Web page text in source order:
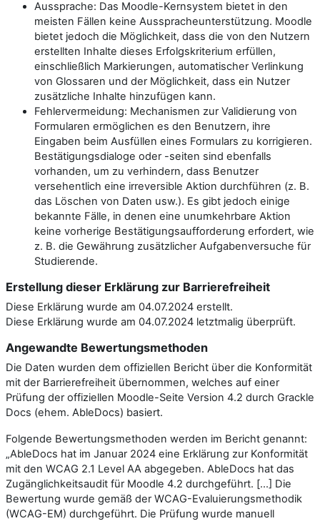
Aussprache: Das Moodle-Kernsystem bietet in den
meisten Fällen keine Ausspracheunterstützung. Moodle
bietet jedoch die Möglichkeit, dass die von den Nutzern
erstellten Inhalte dieses Erfolgskriterium erfüllen,
einschließlich Markierungen, automatischer Verlinkung
von Glossaren und der Möglichkeit, dass ein Nutzer
zusätzliche Inhalte hinzufügen kann.
Fehlervermeidung: Mechanismen zur Validierung von
Formularen ermöglichen es den Benutzern, ihre
Eingaben beim Ausfüllen eines Formulars zu korrigieren.
Bestätigungsdialoge oder -seiten sind ebenfalls
vorhanden, um zu verhindern, dass Benutzer
versehentlich eine irreversible Aktion durchführen (z. B.
das Löschen von Daten usw.). Es gibt jedoch einige
bekannte Fälle, in denen eine unumkehrbare Aktion
keine vorherige Bestätigungsaufforderung erfordert, wie
z. B. die Gewährung zusätzlicher Aufgabenversuche für
Studierende.
Erstellung dieser Erklärung zur Barrierefreiheit
Diese Erklärung wurde am 04.07.2024 erstellt.
Diese Erklärung wurde am 04.07.2024 letztmalig überprüft.
Angewandte Bewertungsmethoden
Die Daten wurden dem offiziellen Bericht über die Konformität
mit der Barrierefreiheit übernommen, welches auf einer
Prüfung der offiziellen Moodle-Seite Version 4.2 durch Grackle
Docs (ehem. AbleDocs) basiert.
Folgende Bewertungsmethoden werden im Bericht genannt:
„AbleDocs hat im Januar 2024 eine Erklärung zur Konformität
mit den WCAG 2.1 Level AA abgegeben. AbleDocs hat das
Zugänglichkeitsaudit für Moodle 4.2 durchgeführt. [...] Die
Bewertung wurde gemäß der WCAG-Evaluierungsmethodik
(WCAG-EM) durchgeführt. Die Prüfung wurde manuell